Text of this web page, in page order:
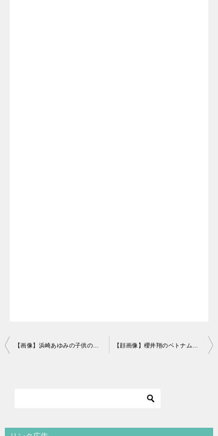
投
【画像】浜崎あゆみの子供の父親はダンサー荒木駿平？匂わせで確定か 【顔画像】櫻井翔のベトナム旅行の彼女は高内三恵子？ミス慶應の同級生